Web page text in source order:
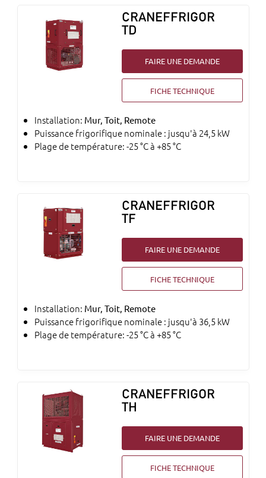
CRANEFFRIGOR
TD
FAIRE UNE DEMANDE
FICHE TECHNIQUE
Installation: Mur, Toit, Remote
Puissance frigorifique nominale : jusqu'à 24,5 kW
Plage de température: -25 °C à +85 °C
CRANEFFRIGOR
TF
FAIRE UNE DEMANDE
FICHE TECHNIQUE
Installation: Mur, Toit, Remote
Puissance frigorifique nominale : jusqu'à 36,5 kW
Plage de température: -25 °C à +85 °C
CRANEFFRIGOR
TH
FAIRE UNE DEMANDE
FICHE TECHNIQUE